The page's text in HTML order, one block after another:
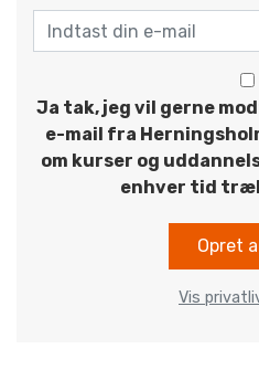
Ja tak, jeg vil gerne
e-mail fra
om kurser og
enhver tid
Opret
Vis